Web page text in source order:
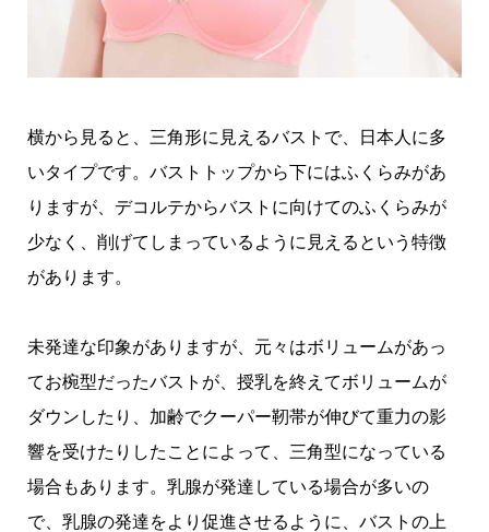
横から見ると、三角形に見えるバストで、日本人に多
いタイプです。バストトップから下にはふくらみがあ
りますが、デコルテからバストに向けてのふくらみが
少なく、削げてしまっているように見えるという特徴
があります。
未発達な印象がありますが、元々はボリュームがあっ
てお椀型だったバストが、授乳を終えてボリュームが
ダウンしたり、加齢でクーパー靭帯が伸びて重力の影
響を受けたりしたことによって、三角型になっている
場合もあります。乳腺が発達している場合が多いの
で、乳腺の発達をより促進させるように、バストの上